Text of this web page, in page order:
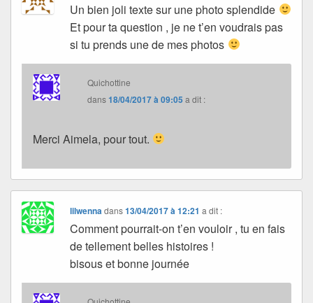
Un bien joli texte sur une photo splendide
Et pour ta question , je ne t’en voudrais pas
si tu prends une de mes photos
Quichottine
dans18/04/2017 à 09:05 a dit :
Merci Aimela, pour tout.
lilwenna dans13/04/2017 à 12:21 a dit :
Comment pourrait-on t’en vouloir , tu en fais
de tellement belles histoires !
bisous et bonne journée